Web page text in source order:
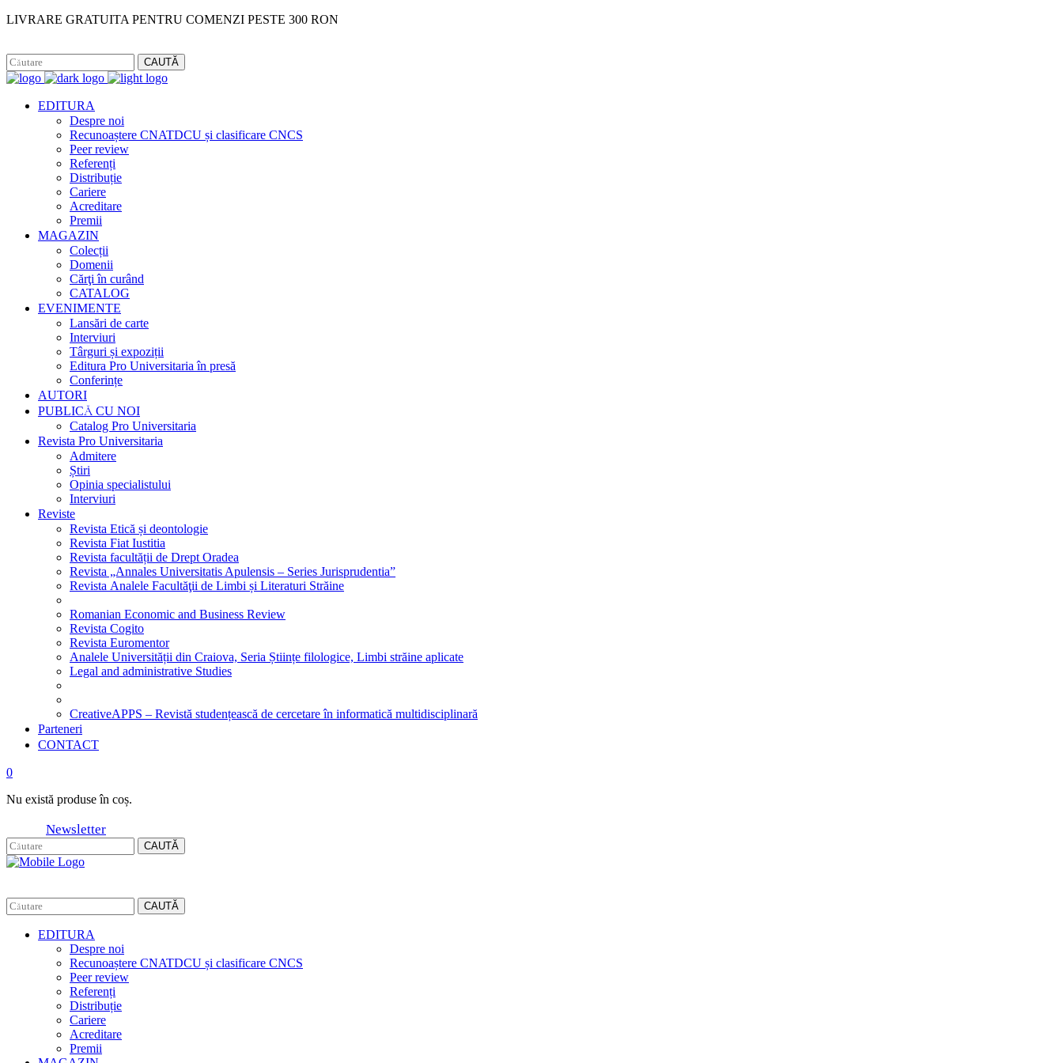
LIVRARE GRATUITA PENTRU COMENZI PESTE 300 RON
CAUTĂ
EDITURA
Despre noi
Recunoaștere CNATDCU și clasificare CNCS
Peer review
Referenți
Distribuție
Cariere
Acreditare
Premii
MAGAZIN
Colecții
Domenii
Cărţi în curând
CATALOG
EVENIMENTE
Lansări de carte
Interviuri
Târguri și expoziții
Editura Pro Universitaria în presă
Conferințe
AUTORI
PUBLICĂ CU NOI
Catalog Pro Universitaria
Revista Pro Universitaria
Admitere
Știri
Opinia specialistului
Interviuri
Reviste
Revista Etică și deontologie
Revista Fiat Iustitia
Revista facultății de Drept Oradea
Revista „Annales Universitatis Apulensis – Series Jurisprudentia”
Revista Analele Facultăţii de Limbi și Literaturi Străine
Romanian Economic and Business Review
Revista Cogito
Revista Euromentor
Analele Universității din Craiova, Seria Științe filologice, Limbi străine aplicate
Legal and administrative Studies
CreativeAPPS – Revistă studențească de cercetare în informatică multidisciplinară
Parteneri
CONTACT
0
Nu există produse în coș.
Newsletter
CAUTĂ
CAUTĂ
EDITURA
Despre noi
Recunoaștere CNATDCU și clasificare CNCS
Peer review
Referenți
Distribuție
Cariere
Acreditare
Premii